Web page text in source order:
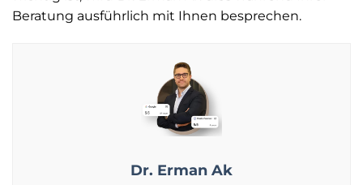
Beratung ausführlich mit Ihnen besprechen.
Dr. Erman Ak